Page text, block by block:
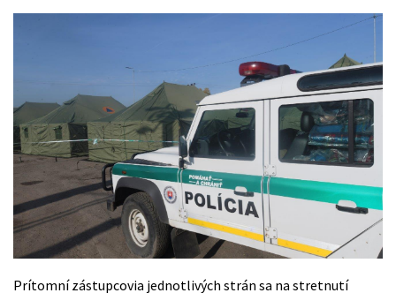
Prítomní zástupcovia jednotlivých strán sa na stretnutí